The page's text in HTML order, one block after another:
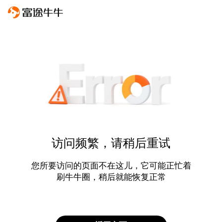
访问频繁，请稍后重试
您所要访问的页面不在这儿，它可能正忙着
刷牛牛圈，稍后就能恢复正常